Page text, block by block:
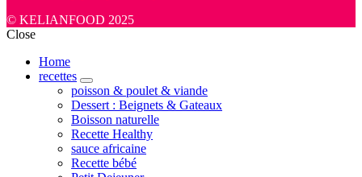
© KELIANFOOD 2025
Close
Home
recettes
expand
child
menu
poisson & poulet & viande
Dessert : Beignets & Gateaux
Boisson naturelle
Recette Healthy
sauce africaine
Recette bébé